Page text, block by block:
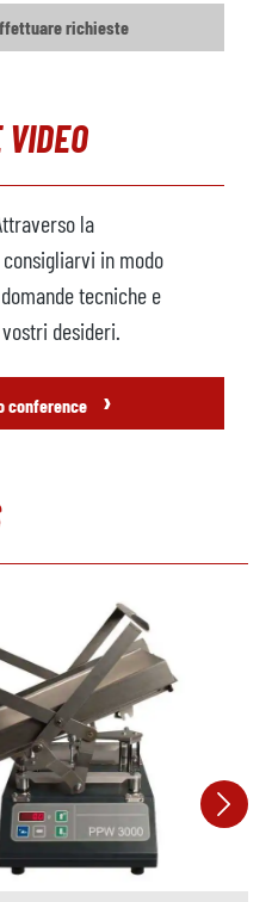
richieste
VIDEO
la
in modo
tecniche e
desideri.
conference ›